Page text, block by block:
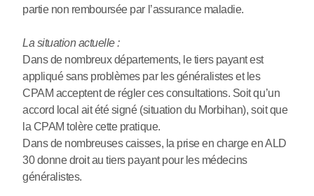
partie non remboursée par l’assurance maladie.
La situation actuelle :
Dans de nombreux départements, le tiers payant est
appliqué sans problèmes par les généralistes et les
CPAM acceptent de régler ces consultations. Soit qu’un
accord local ait été signé (situation du Morbihan), soit que
la CPAM tolère cette pratique.
Dans de nombreuses caisses, la prise en charge en ALD
30 donne droit au tiers payant pour les médecins
généralistes.